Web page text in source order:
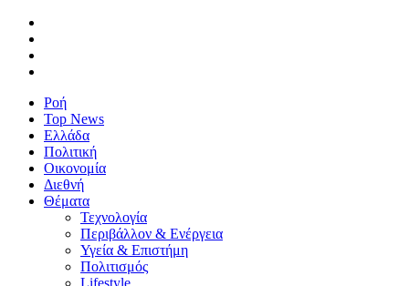
Ροή
Top News
Ελλάδα
Πολιτική
Οικονομία
Διεθνή
Θέματα
Τεχνολογία
Περιβάλλον & Ενέργεια
Υγεία & Επιστήμη
Πολιτισμός
Lifestyle